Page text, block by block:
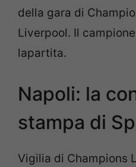
della gara di
Liverpool. Il
lapartita.
Napoli: la
stampa di
Vigilia di Champions